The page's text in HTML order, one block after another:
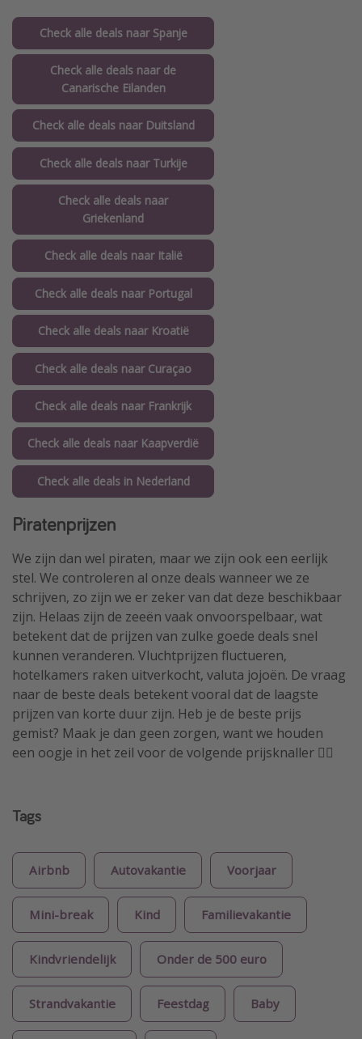
Check alle deals naar Spanje
Check alle deals naar de
Canarische Eilanden
Check alle deals naar Duitsland
Check alle deals naar Turkije
Check alle deals naar
Griekenland
Check alle deals naar Italië
Check alle deals naar Portugal
Check alle deals naar Kroatië
Check alle deals naar Curaçao
Check alle deals naar Frankrijk
Check alle deals naar Kaapverdië
Check alle deals in Nederland
Piratenprijzen
We zijn dan wel piraten, maar we zijn ook een eerlijk
stel. We controleren al onze deals wanneer we ze
schrijven, zo zijn we er zeker van dat deze beschikbaar
zijn. Helaas zijn de zeeën vaak onvoorspelbaar, wat
betekent dat de prijzen van zulke goede deals snel
kunnen veranderen. Vluchtprijzen fluctueren,
hotelkamers raken uitverkocht, valuta jojoën. De vraag
naar de beste deals betekent vooral dat de laagste
prijzen van korte duur zijn. Heb je de beste prijs
gemist? Maak je dan geen zorgen, want we houden
een oogje in het zeil voor de volgende prijsknaller 🏴‍☠️
Tags
Airbnb Autovakantie Voorjaar
Mini-break Kind Familievakantie
Kindvriendelijk Onder de 500 euro
Strandvakantie Feestdag Baby